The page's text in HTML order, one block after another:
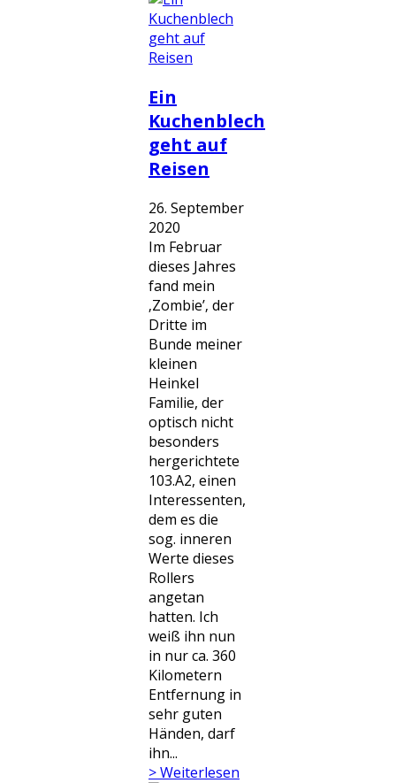
Ein
Kuchenblech
geht auf
Reisen
26. September
2020
Im Februar
dieses Jahres
fand mein
‚Zombie’‚ der
Dritte im
Bunde meiner
kleinen
Heinkel
Familie, der
optisch nicht
besonders
hergerichtete
103.A2, einen
Interessenten,
dem es die
sog. inneren
Werte dieses
Rollers
angetan
hatten. Ich
weiß ihn nun
in nur ca. 360
Kilometern
Entfernung in
sehr guten
Händen, darf
ihn...
> Weiterlesen